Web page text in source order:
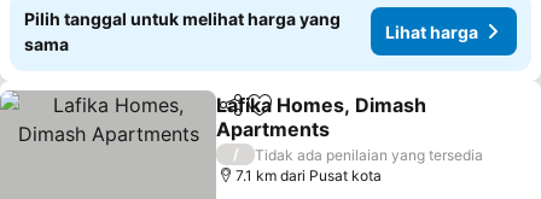
Pilih tanggal untuk melihat harga yang
sama
Lihat harga
BagikanTambahkan ke favorit
Lafika Homes, Dimash
Apartments
Lihat harga
/
Tidak ada penilaian yang tersedia
7.1 km dari Pusat kota